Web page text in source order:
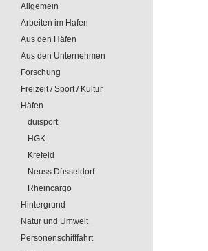
Allgemein
Arbeiten im Hafen
Aus den Häfen
Aus den Unternehmen
Forschung
Freizeit / Sport / Kultur
Häfen
duisport
HGK
Krefeld
Neuss Düsseldorf
Rheincargo
Hintergrund
Natur und Umwelt
Personenschifffahrt